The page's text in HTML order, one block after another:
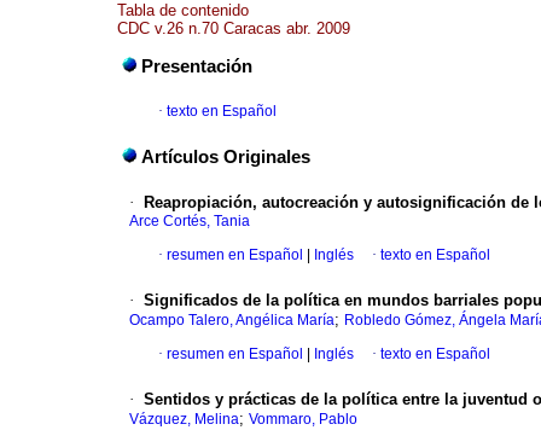
Tabla de contenido
CDC v.26 n.70 Caracas abr. 2009
Presentación
· texto en Español
Artículos Originales
· Reapropiación, autocreación y autosignificación de
Arce Cortés, Tania
· resumen en Español Inglés · texto en Español
· Significados de la política en mundos barriales
Ocampo Talero, Angélica María; Robledo Gómez, Ángela
· resumen en Español Inglés · texto en Español
· Sentidos y prácticas de la política entre la juventud
Vázquez, Melina; Vommaro, Pablo